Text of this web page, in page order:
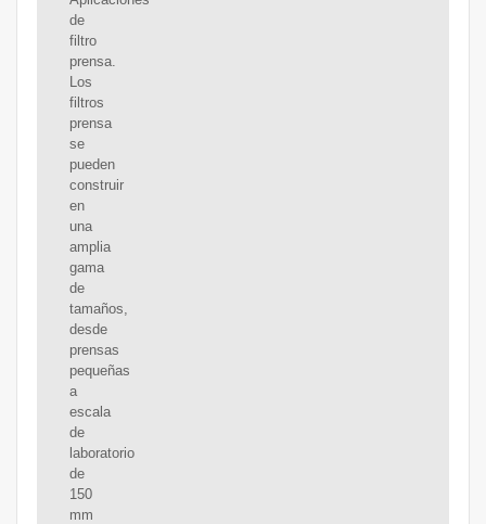
de
filtro
prensa.
Los
filtros
prensa
se
pueden
construir
en
una
amplia
gama
de
tamaños,
desde
prensas
pequeñas
a
escala
de
laboratorio
de
150
mm